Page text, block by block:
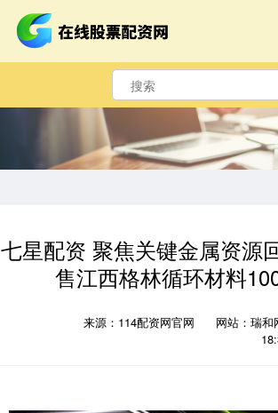
七星配资 聚焦关键金属资源
售江西格林循环材料
来源：114配资网官网 网站：瑞和